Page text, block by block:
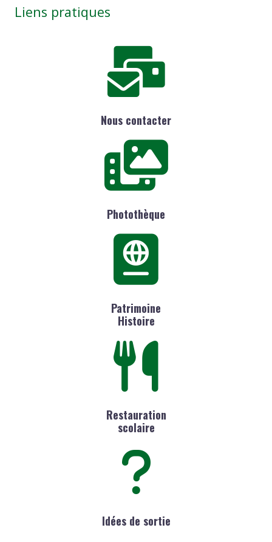
Liens pratiques
Nous contacter
Photothèque
Patrimoine
Histoire
Restauration
scolaire
Idées de sortie